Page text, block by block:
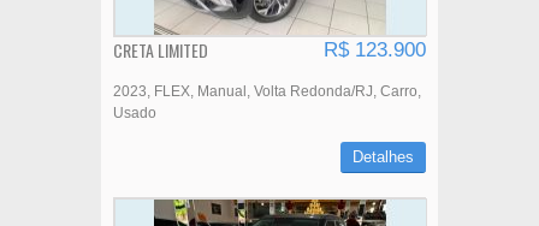
CRETA LIMITED R$ 123.900
2023 FLEX Manual Volta Redonda/RJ Carro
Usado
Detalhes